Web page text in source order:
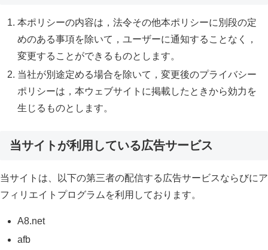
本ポリシーの内容は，法令その他本ポリシーに別段の定
めのある事項を除いて，ユーザーに通知することなく，
変更することができるものとします。
当社が別途定める場合を除いて，変更後のプライバシー
ポリシーは，本ウェブサイトに掲載したときから効力を
生じるものとします。
当サイトが利用している広告サービス
当サイトは、以下の第三者の配信する広告サービスならびにア
フィリエイトプログラムを利用しております。
A8.net
afb